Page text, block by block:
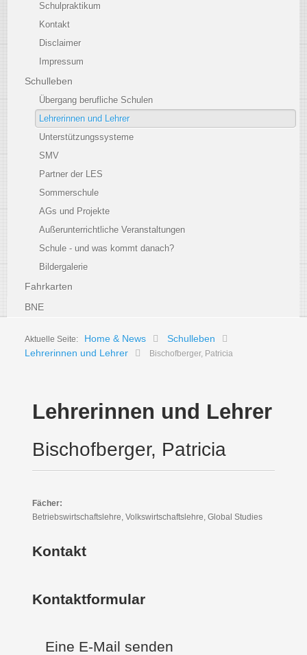
Schulpraktikum
Kontakt
Disclaimer
Impressum
Schulleben
Übergang berufliche Schulen
Lehrerinnen und Lehrer
Unterstützungssysteme
SMV
Partner der LES
Sommerschule
AGs und Projekte
Außerunterrichtliche Veranstaltungen
Schule - und was kommt danach?
Bildergalerie
Fahrkarten
BNE
Aktuelle Seite: Home & News
Schulleben
Lehrerinnen und Lehrer
Bischofberger, Patricia
Lehrerinnen und Lehrer
Bischofberger, Patricia
Fächer:
Betriebswirtschaftslehre, Volkswirtschaftslehre, Global Studies
Kontakt
Kontaktformular
Eine E-Mail senden